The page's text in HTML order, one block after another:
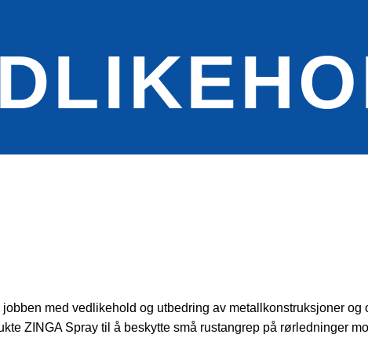
med vedlikehold og utbedring av metallkonstruksjoner
ZINGA Spray til å beskytte små rustangrep på rørledninger